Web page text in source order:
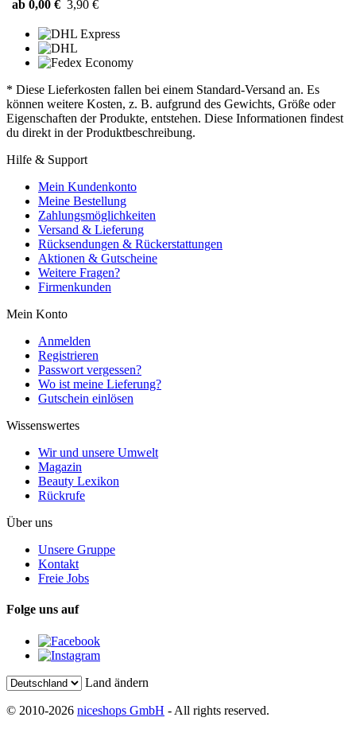
ab 0,00 € 3,90 €
* Diese Lieferkosten fallen bei einem Standard-Versand an. Es
können weitere Kosten, z. B. aufgrund des Gewichts, Größe oder
Eigenschaften der Produkte, entstehen. Diese Informationen findest
du direkt in der Produktbeschreibung.
Hilfe & Support
Mein Kundenkonto
Meine Bestellung
Zahlungsmöglichkeiten
Versand & Lieferung
Rücksendungen & Rückerstattungen
Aktionen & Gutscheine
Weitere Fragen?
Firmenkunden
Mein Konto
Anmelden
Registrieren
Passwort vergessen?
Wo ist meine Lieferung?
Gutschein einlösen
Wissenswertes
Wir und unsere Umwelt
Magazin
Beauty Lexikon
Rückrufe
Über uns
Unsere Gruppe
Kontakt
Freie Jobs
Folge uns auf
Land ändern
© 2010-2026 niceshops GmbH - All rights reserved.